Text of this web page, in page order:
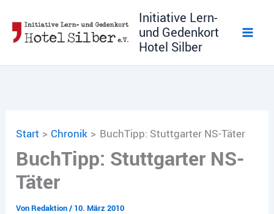
Inhalt
springen
Initiative Lern-
und Gedenkort
Hotel Silber
Start Chronik BuchTipp: Stuttgarter NS-Täter
BuchTipp: Stuttgarter NS-
Täter
VonRedaktion/ 10. März 2010